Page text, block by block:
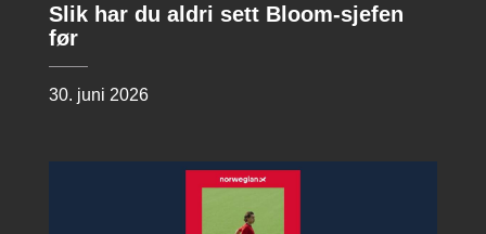
Slik har du aldri sett Bloom-sjefen
før
30. juni 2026